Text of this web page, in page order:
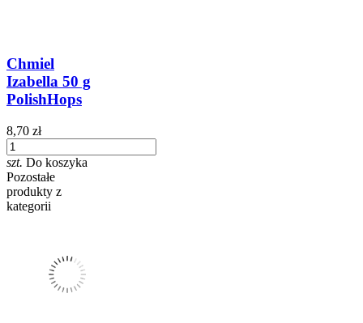
Chmiel
Izabella 50 g
PolishHops
8,70 zł
szt. Do koszyka
Pozostałe
produkty z
kategorii